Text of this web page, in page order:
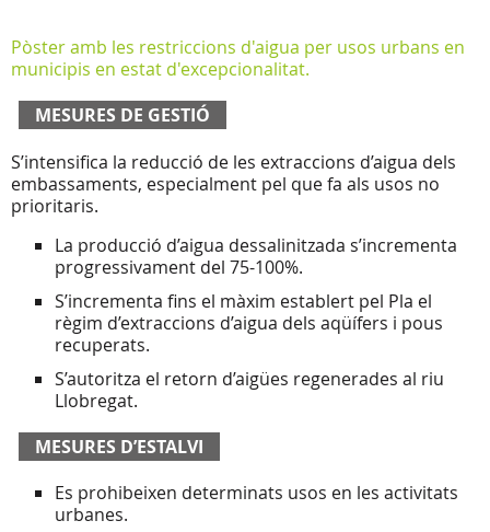
Pòster amb les restriccions d'aigua per usos urbans en
municipis en estat d'excepcionalitat.
MESURES DE GESTIÓ
S’intensifica la reducció de les extraccions d’aigua dels
embassaments, especialment pel que fa als usos no
prioritaris.
La producció d’aigua dessalinitzada s’incrementa
progressivament del 75-100%.
S’incrementa fins el màxim establert pel Pla el
règim d’extraccions d’aigua dels aqüífers i pous
recuperats.
S’autoritza el retorn d’aigües regenerades al riu
Llobregat.
MESURES D’ESTALVI
Es prohibeixen determinats usos en les activitats
urbanes.